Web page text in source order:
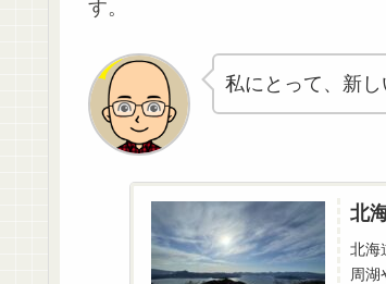
す。
私にとって、新
北
北海
周湖